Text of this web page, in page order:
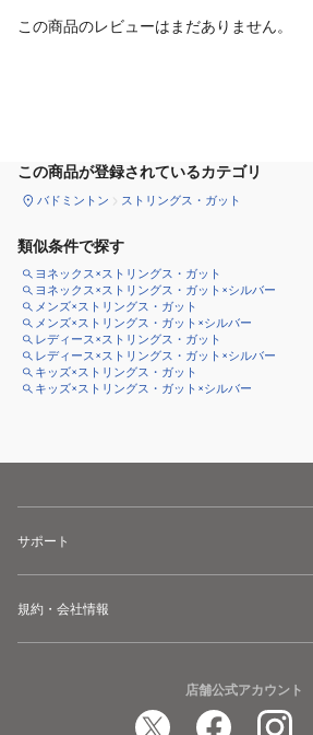
この商品のレビューはまだありません。
この商品が登録されているカテゴリ
バドミントン ストリングス・ガット
類似条件で探す
ヨネックス×ストリングス・ガット
ヨネックス×ストリングス・ガット×シルバー
メンズ×ストリングス・ガット
メンズ×ストリングス・ガット×シルバー
レディース×ストリングス・ガット
レディース×ストリングス・ガット×シルバー
キッズ×ストリングス・ガット
キッズ×ストリングス・ガット×シルバー
サポート
規約・会社情報
店舗公式アカウント